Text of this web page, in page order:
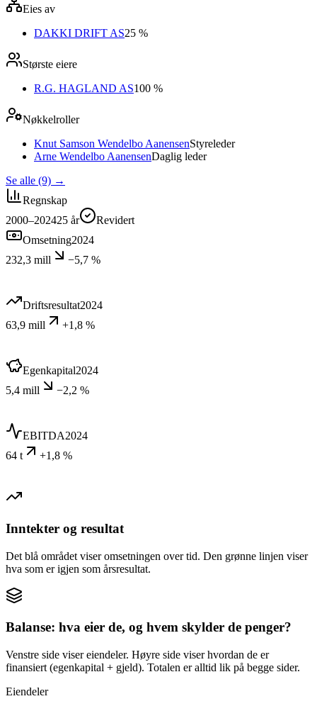
Eies av
DAKKI DRIFT AS25 %
Største eiere
R.G. HAGLAND AS100 %
Nøkkelroller
Knut Samson Wendelbo AanensenStyreleder
Arne Wendelbo AanensenDaglig leder
Se alle (9) →
Regnskap
2000–202425 år
Revidert
Omsetning2024
232,3 mill
−5,7 %
Driftsresultat2024
63,9 mill
+1,8 %
Egenkapital2024
5,4 mill
−2,2 %
EBITDA2024
64 t
+1,8 %
Inntekter og resultat
Det blå området viser omsetningen over tid. Den grønne linjen viser
hva som er igjen som årsresultat.
Balanse: hva eier de, og hvem skylder de penger?
Venstre side viser eiendeler. Høyre side viser hvordan de er
finansiert (egenkapital + gjeld). Totalen er alltid lik på begge sider.
Eiendeler